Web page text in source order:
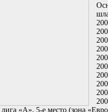
«А», 5-е место (зона